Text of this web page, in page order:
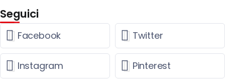
Seguici
Facebook Twitter
Instagram Pinterest